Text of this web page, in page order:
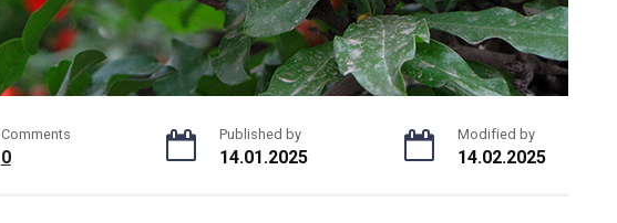
Comments
0
Published by
14.01.2025
Modified by
14.02.2025